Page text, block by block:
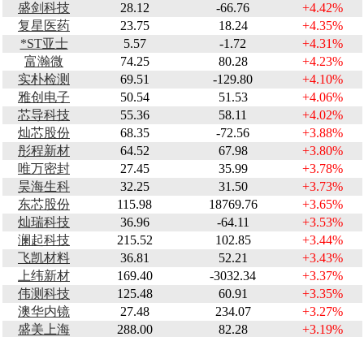
盛剑科技
28.12 -66.76
+4.42%
复星医药
23.75 18.24
+4.35%
*ST亚士
5.57 -1.72
+4.31%
富瀚微
74.25 80.28
+4.23%
实朴检测
69.51 -129.80
+4.10%
雅创电子
50.54 51.53
+4.06%
芯导科技
55.36 58.11
+4.02%
灿芯股份
68.35 -72.56
+3.88%
彤程新材
64.52 67.98
+3.80%
唯万密封
27.45 35.99
+3.78%
昊海生科
32.25 31.50
+3.73%
东芯股份
115.98 18769.76
+3.65%
灿瑞科技
36.96 -64.11
+3.53%
澜起科技
215.52 102.85
+3.44%
飞凯材料
36.81 52.21
+3.43%
上纬新材
169.40 -3032.34
+3.37%
伟测科技
125.48 60.91
+3.35%
澳华内镜
27.48 234.07
+3.27%
盛美上海
288.00 82.28
+3.19%